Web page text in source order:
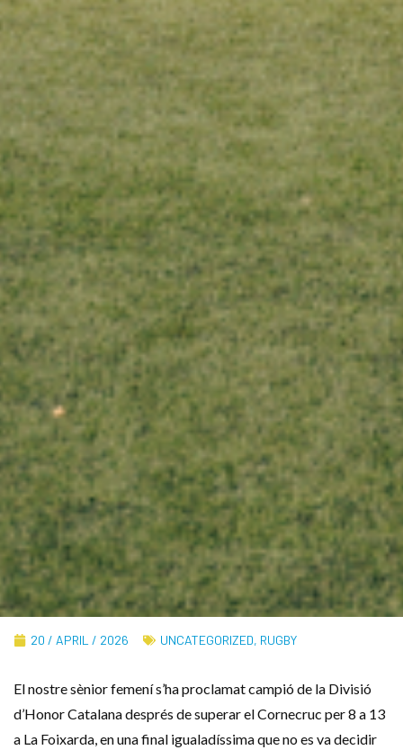
20 / APRIL / 2026 UNCATEGORIZED, RUGBY
El nostre sènior femení s’ha proclamat campió de la Divisió
d’Honor Catalana després de superar el Cornecruc per 8 a 13
a La Foixarda, en una final igualadíssima que no es va decidir